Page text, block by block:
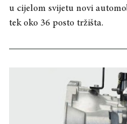
u cijelom svijetu novi
tek oko 36 posto tržišta.